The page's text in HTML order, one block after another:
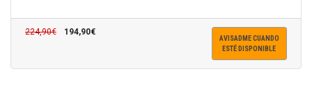
224,90€ 194,90€
AVISADME CUANDO
ESTÉ DISPONIBLE